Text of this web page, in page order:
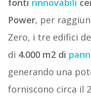
fonti rinnovabili
Power, per
Zero, i tre edifici
di 4.000 m2 di
generando una
forniscono circa il